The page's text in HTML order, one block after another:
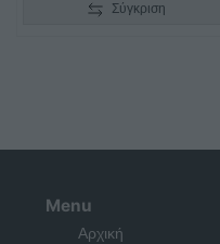
Σύγκριση
Menu
Αρχική